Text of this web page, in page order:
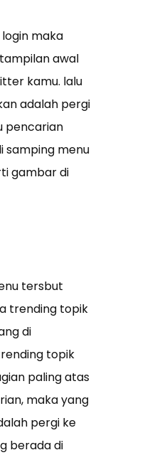
maka
awal
kamu. lalu
adalah pergi
pencarian
samping menu
gambar di
tersbut
trending topik
di
topik
paling atas
maka yang
pergi ke
berada di